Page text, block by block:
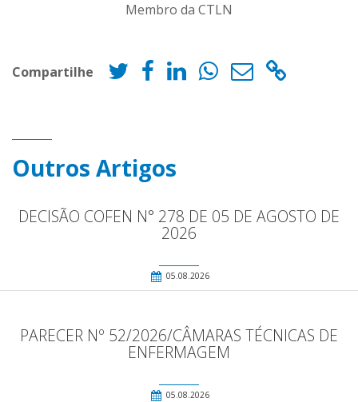
Membro da CTLN
Compartilhe
Outros Artigos
DECISÃO COFEN N° 278 DE 05 DE AGOSTO DE
2026
05.08.2026
PARECER Nº 52/2026/CÂMARAS TÉCNICAS DE
ENFERMAGEM
05.08.2026